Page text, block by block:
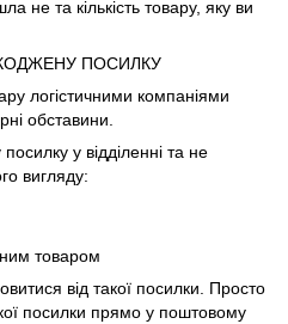
не та кількість товару, яку ви
ПОСИЛКУ
логістичними компаніями
обставини.
у відділенні та не
вигляду:
товаром
від такої посилки. Просто
посилки прямо у поштовому